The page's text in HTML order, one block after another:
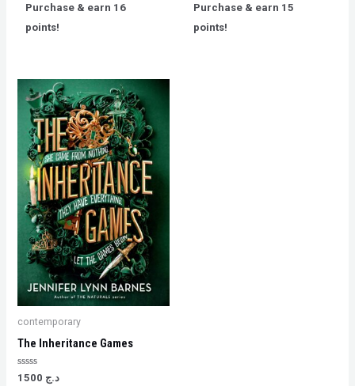
ofPurchase & earn 16
points!
Purchase & earn 15
points!
contemporary
The Inheritance Games
Rated د.ج